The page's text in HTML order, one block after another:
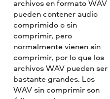
archivos en formato WAV
pueden contener audio
comprimido o sin
comprimir, pero
normalmente vienen sin
comprimir, por lo que los
archivos WAV pueden ser
bastante grandes. Los
WAV sin comprimir son